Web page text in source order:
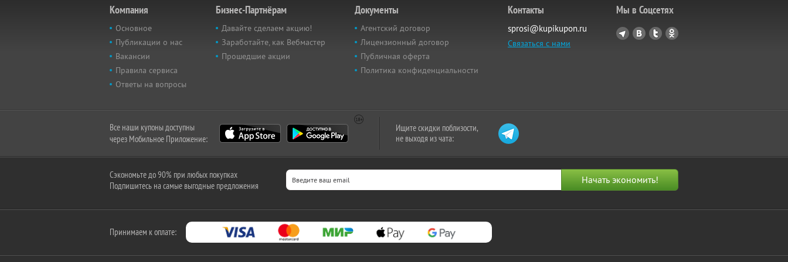
Компания
Основное
Публикации о нас
Вакансии
Правила сервиса
Ответы на вопросы
Бизнес-Партнёрам
Давайте сделаем акцию!
Заработайте, как Вебмастер
Прошедшие акции
Документы
Агентский договор
Лицензионный договор
Публичная оферта
Политика конфиденциальности
Контакты
sprosi@kupikupon.ru
Связаться с нами
Мы в Соцсетях
Все наши купоны доступны
через Мобильное Приложение:
Ищите скидки поблизости,
не выходя из чата:
Сэкономьте до 90% при любых покупках
Подпишитесь на самые выгодные предложения
Принимаем к оплате: